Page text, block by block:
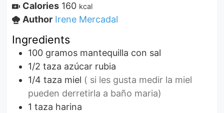
Calories 160 kcal
Author Irene Mercadal
Ingredients
100 gramos mantequilla con sal
1/2 taza azúcar rubia
1/4taza miel ( si les gusta medir la miel
pueden derretirla a baño maria)
1 taza harina